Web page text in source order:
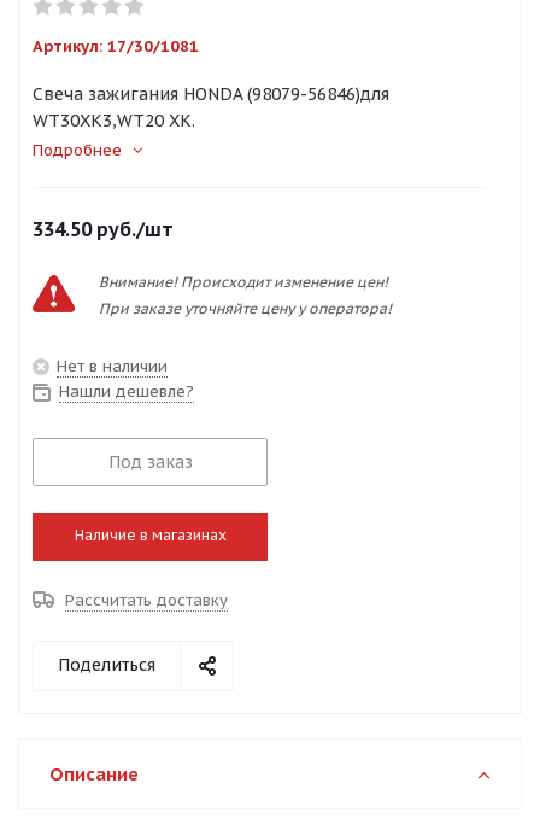
Артикул: 17/30/1081
Свеча зажигания HONDA (98079-56846)для
WT30XK3,WT20 XK.
Подробнее
334.50руб./шт
Внимание! Происходит изменение цен!
При заказе уточняйте цену у оператора!
Нет в наличии
Нашли дешевле?
Под заказ
Наличие в магазинах
Рассчитать доставку
Поделиться
Описание